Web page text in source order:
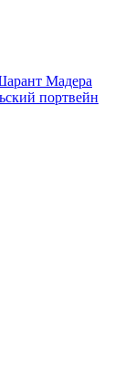
Мадера
портвейн